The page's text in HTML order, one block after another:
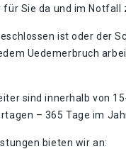
für Sie da und im Notfall
ist oder der
Uedemerbruch
sind innerhalb von
– 365 Tage im
bieten wir an: